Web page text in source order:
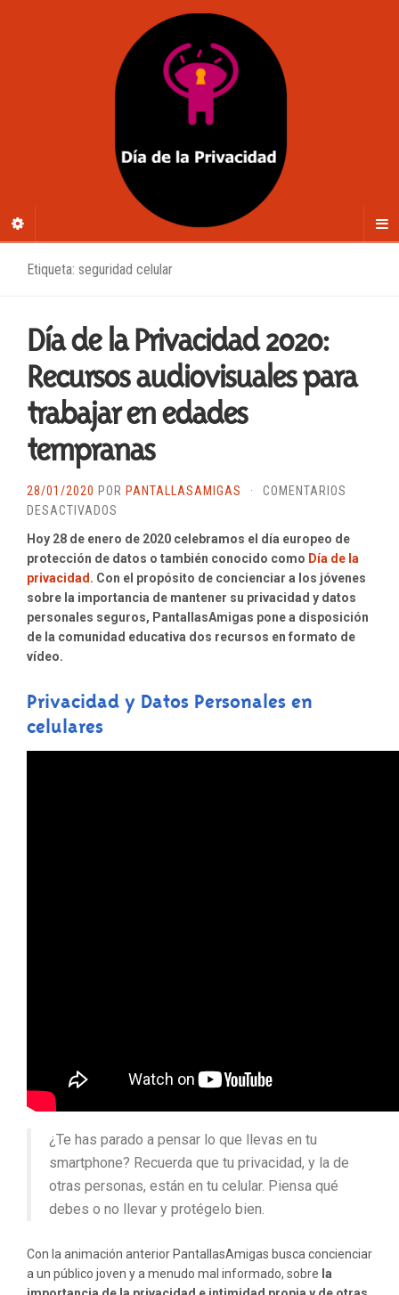
Etiqueta: seguridad celular
Día de la Privacidad 2020:
Recursos audiovisuales para
trabajar en edades
tempranas
28/01/2020 POR PANTALLASAMIGAS ·
COMENTARIOS
DESACTIVADOS
PRIVACIDAD
RECURSOS
EN
Hoy 28 de enero de 2020 celebramos el día europeo de
protección de datos o también conocido como Día de la
privacidad . Con el propósito de concienciar a los jóvenes
sobre la importancia de mantener su privacidad y datos
personales seguros, PantallasAmigas pone a disposición
de la comunidad educativa dos recursos en formato de
vídeo.
Privacidad y Datos Personales en
celulares
¿Te has parado a pensar lo que llevas en tu
smartphone? Recuerda que tu privacidad, y la de
otras personas, están en tu celular. Piensa qué
debes o no llevar y protégelo bien.
Con la animación anterior PantallasAmigas busca concienciar
a un público joven y a menudo mal informado, sobre la